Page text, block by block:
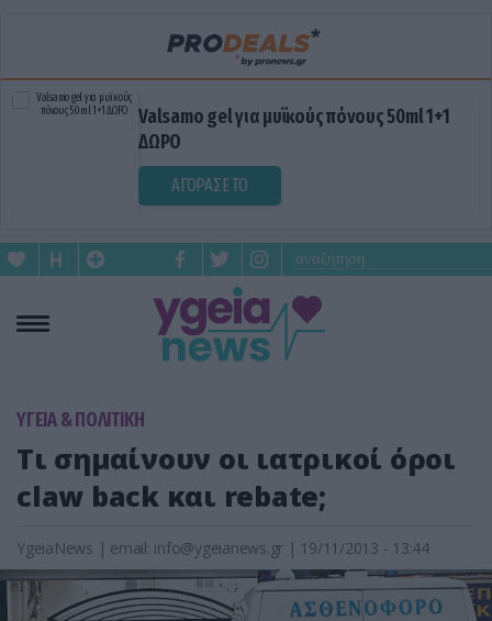
Valsamo gel για μυϊκούς πόνους 50ml 1+1
ΔΩΡΟ
ΑΓΟΡΑΣΕ ΤΟ
ΥΓΕΙΑ & ΠΟΛΙΤΙΚΗ
Τι σημαίνουν οι ιατρικοί όροι
claw back και rebate;
YgeiaNews | email: info@ygeianews.gr | 19/11/2013 - 13:44